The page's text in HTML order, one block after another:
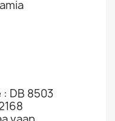
DB 8503